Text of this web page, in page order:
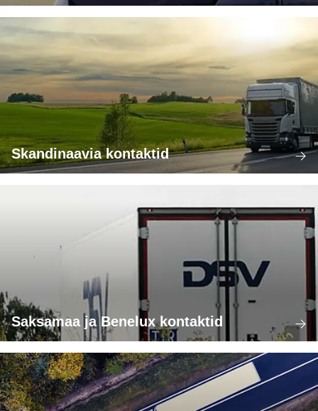
Skandinaavia kontaktid
Saksamaa ja Benelux kontaktid